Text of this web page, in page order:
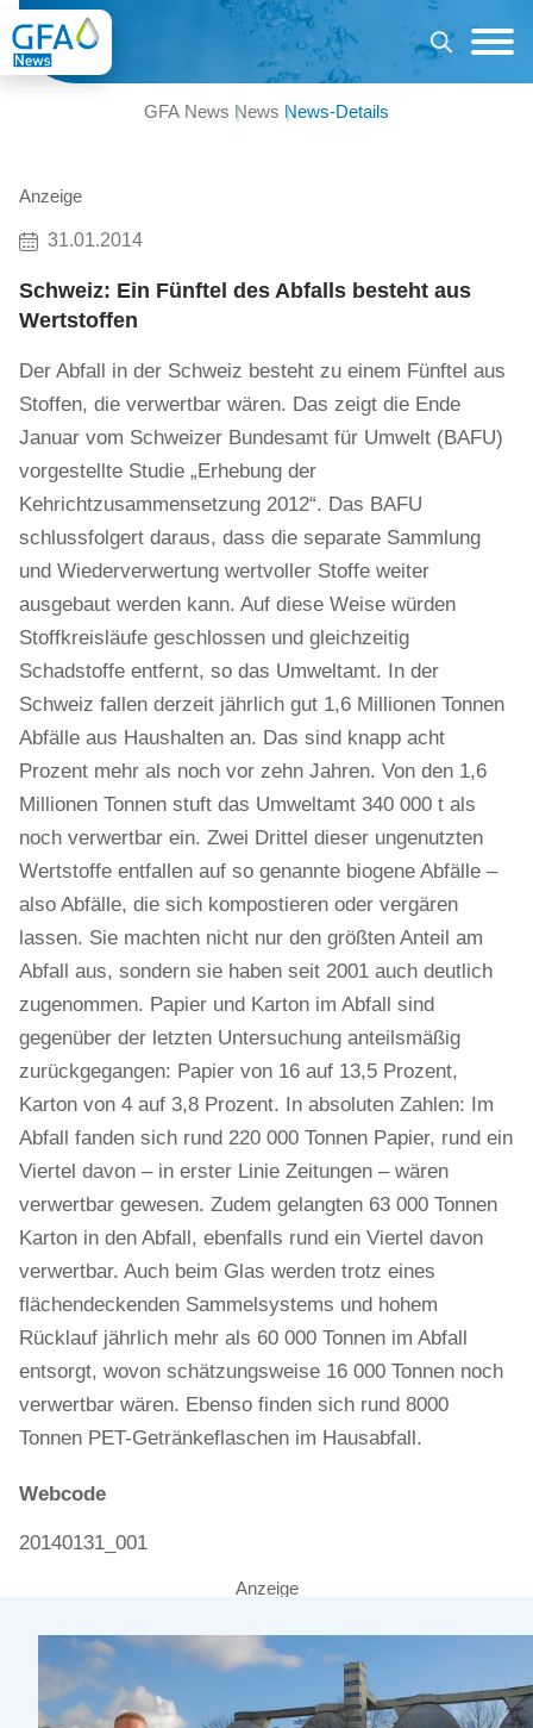
GFA News News News-Details
Anzeige
31.01.2014
Schweiz: Ein Fünftel des Abfalls besteht aus
Wertstoffen
Der Abfall in der Schweiz besteht zu einem Fünftel aus
Stoffen, die verwertbar wären. Das zeigt die Ende
Januar vom Schweizer Bundesamt für Umwelt (BAFU)
vorgestellte Studie „Erhebung der
Kehrichtzusammensetzung 2012“. Das BAFU
schlussfolgert daraus, dass die separate Sammlung
und Wiederverwertung wertvoller Stoffe weiter
ausgebaut werden kann. Auf diese Weise würden
Stoffkreisläufe geschlossen und gleichzeitig
Schadstoffe entfernt, so das Umweltamt. In der
Schweiz fallen derzeit jährlich gut 1,6 Millionen Tonnen
Abfälle aus Haushalten an. Das sind knapp acht
Prozent mehr als noch vor zehn Jahren. Von den 1,6
Millionen Tonnen stuft das Umweltamt 340 000 t als
noch verwertbar ein. Zwei Drittel dieser ungenutzten
Wertstoffe entfallen auf so genannte biogene Abfälle –
also Abfälle, die sich kompostieren oder vergären
lassen. Sie machten nicht nur den größten Anteil am
Abfall aus, sondern sie haben seit 2001 auch deutlich
zugenommen. Papier und Karton im Abfall sind
gegenüber der letzten Untersuchung anteilsmäßig
zurückgegangen: Papier von 16 auf 13,5 Prozent,
Karton von 4 auf 3,8 Prozent. In absoluten Zahlen: Im
Abfall fanden sich rund 220 000 Tonnen Papier, rund ein
Viertel davon – in erster Linie Zeitungen – wären
verwertbar gewesen. Zudem gelangten 63 000 Tonnen
Karton in den Abfall, ebenfalls rund ein Viertel davon
verwertbar. Auch beim Glas werden trotz eines
flächendeckenden Sammelsystems und hohem
Rücklauf jährlich mehr als 60 000 Tonnen im Abfall
entsorgt, wovon schätzungsweise 16 000 Tonnen noch
verwertbar wären. Ebenso finden sich rund 8000
Tonnen PET-Getränkeflaschen im Hausabfall.
Webcode
20140131_001
Anzeige